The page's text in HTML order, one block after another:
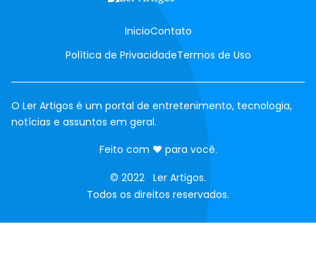
InicioContato
Política de PrivacidadeTermos de Uso
O Ler Artigos é um portal de entretenimento, tecnologia,
notícias e assuntos em geral.
Feito com ♥amor
para você.
© 2022 Ler Artigos.
Todos os direitos reservados.